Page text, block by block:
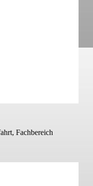
Fachbereich